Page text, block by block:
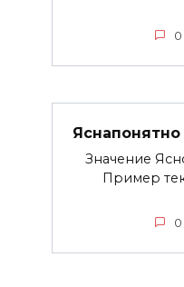
0
Значение
Пример
0